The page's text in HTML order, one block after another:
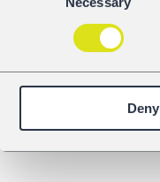
Deny